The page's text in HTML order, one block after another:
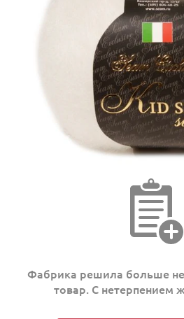
Фабрика решила больше не
товар. С нетерпением